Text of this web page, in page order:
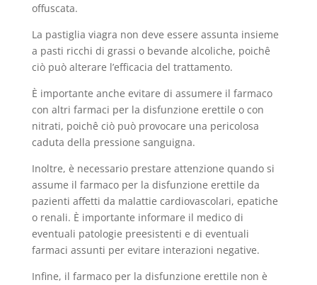
offuscata.
La pastiglia viagra non deve essere assunta insieme
a pasti ricchi di grassi o bevande alcoliche, poichê
ciò può alterare l’efficacia del trattamento.
È importante anche evitare di assumere il farmaco
con altri farmaci per la disfunzione erettile o con
nitrati, poichê ciò può provocare una pericolosa
caduta della pressione sanguigna.
Inoltre, è necessario prestare attenzione quando si
assume il farmaco per la disfunzione erettile da
pazienti affetti da malattie cardiovascolari, epatiche
o renali. È importante informare il medico di
eventuali patologie preesistenti e di eventuali
farmaci assunti per evitare interazioni negative.
Infine, il farmaco per la disfunzione erettile non è